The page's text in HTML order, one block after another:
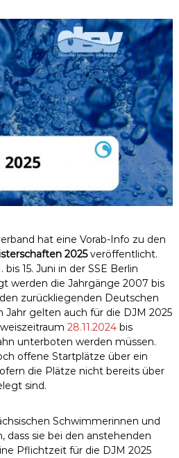
hat eine Vorab-Info zu den
2025veröffentlicht.
15. Juni in der SSE Berlin
werden die Jahrgänge 2007 bis
zurückliegenden Deutschen
gelten auch für die DJM 2025
28.11.2024 bis
unterboten werden müssen.
offene Startplätze über ein
die Plätze nicht bereits über
sind.
Schwimmerinnen und
dass sie bei den anstehenden
Pflichtzeit für die DJM 2025